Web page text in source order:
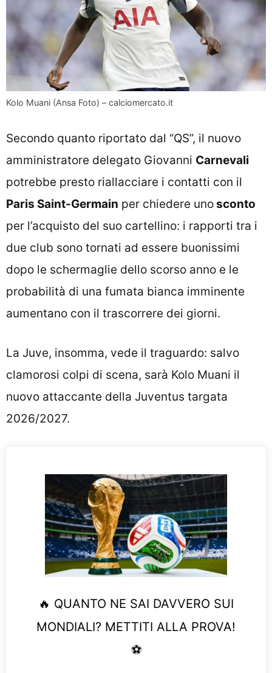
Kolo Muani (Ansa Foto) – calciomercato.it
Secondo quanto riportato dal “QS”, il nuovo
amministratore delegato Giovanni Carnevali
potrebbe presto riallacciare i contatti con il
Paris Saint-Germain per chiedere unosconto
per l’acquisto del suo cartellino: i rapporti tra i
due club sono tornati ad essere buonissimi
dopo le schermaglie dello scorso anno e le
probabilità di una fumata bianca imminente
aumentano con il trascorrere dei giorni.
La Juve, insomma, vede il traguardo: salvo
clamorosi colpi di scena, sarà Kolo Muani il
nuovo attaccante della Juventus targata
2026/2027.
🔥 QUANTO NE SAI DAVVERO SUI
MONDIALI? METTITI ALLA PROVA!
⚽